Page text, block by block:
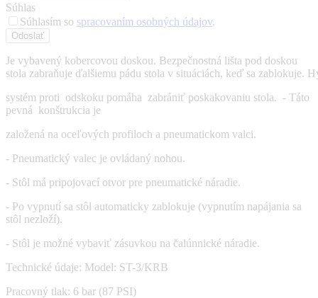
Súhlas
Súhlasím so spracovaním osobných údajov.
Odoslať
Je vybavený kobercovou doskou. Bezpečnostná lišta pod doskou
stola zabraňuje ďalšiemu pádu stola v situáciách, keď sa zablokuje.
systém proti odskoku pomáha zabrániť poskakovaniu stola. - Táto
pevná konštrukcia je
založená na oceľových profiloch a pneumatickom valci.
- Pneumatický valec je ovládaný nohou.
- Stôl má pripojovací otvor pre pneumatické náradie.
- Po vypnutí sa stôl automaticky zablokuje (vypnutím napájania sa
stôl nezloží).
- Stôl je možné vybaviť zásuvkou na čalúnnické náradie.
Technické údaje: Model: ST-3/KRB
Pracovný tlak: 6 bar (87 PSI)